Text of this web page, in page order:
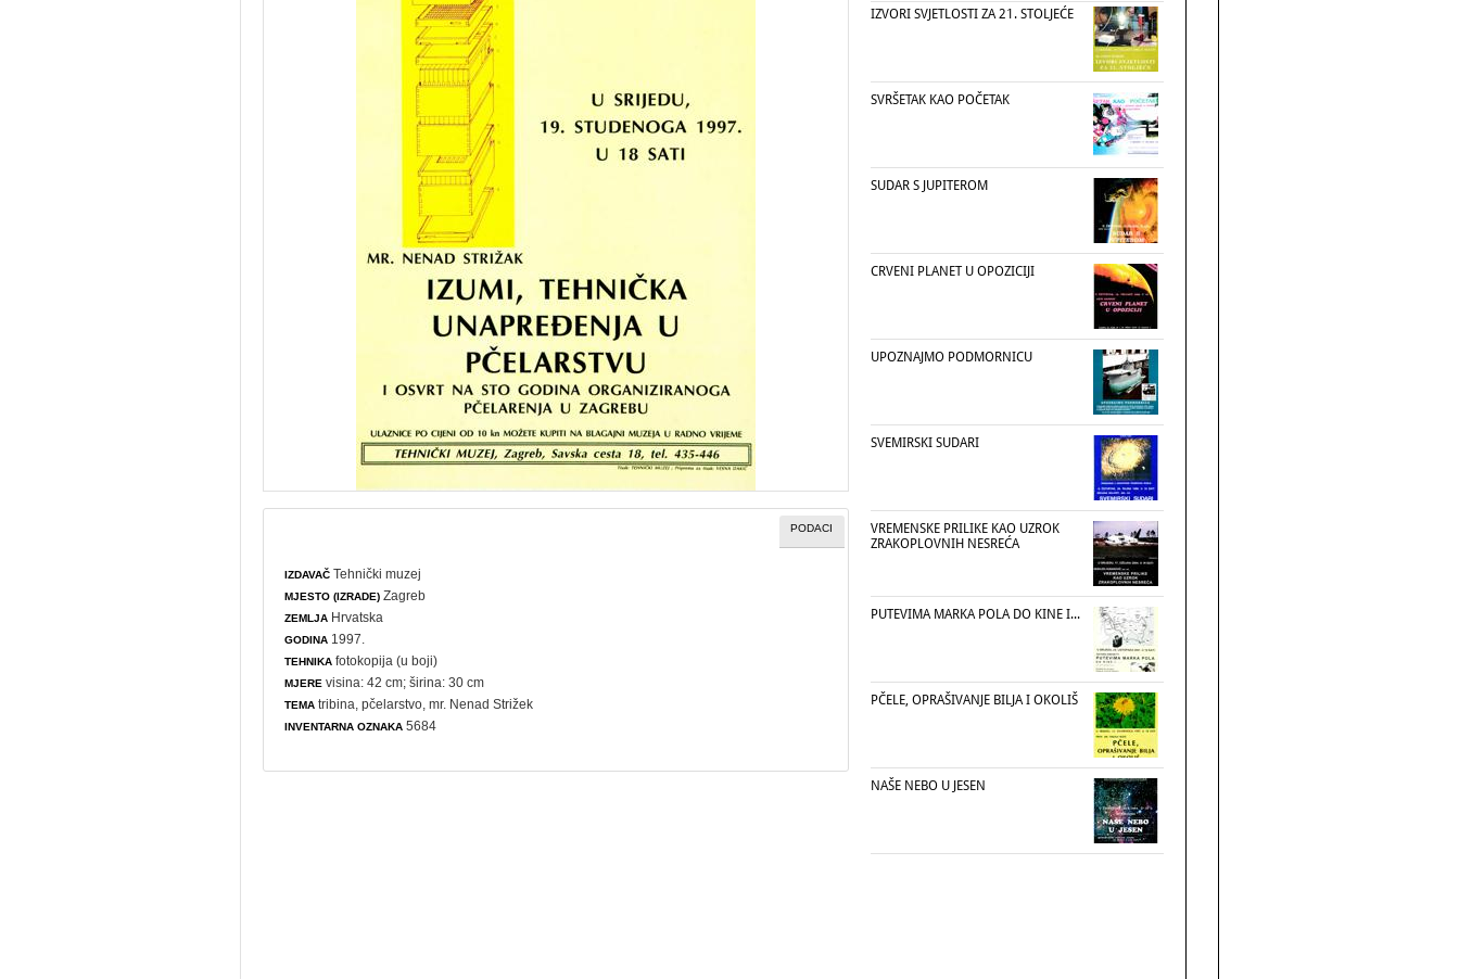
PODACI
IZDAVAČ Tehnički muzej
MJESTO (IZRADE) Zagreb
ZEMLJA Hrvatska
GODINA 1997.
TEHNIKA fotokopija (u boji)
MJERE visina: 42 cm; širina: 30 cm
TEMA tribina ,pčelarstvo , mr. Nenad Strižek
INVENTARNA OZNAKA 5684
IZVORI SVJETLOSTI ZA 21. STOLJEĆE
SVRŠETAK KAO POČETAK
SUDAR S JUPITEROM
CRVENI PLANET U OPOZICIJI
UPOZNAJMO PODMORNICU
SVEMIRSKI SUDARI
VREMENSKE PRILIKE KAO UZROK
ZRAKOPLOVNIH NESREĆA
PUTEVIMA MARKA POLA DO KINE I...
PČELE, OPRAŠIVANJE BILJA I OKOLIŠ
NAŠE NEBO U JESEN